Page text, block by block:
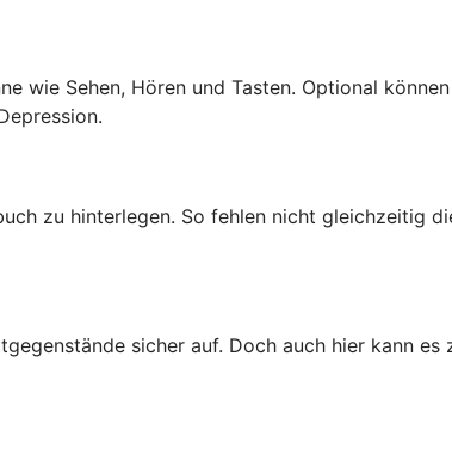
wie Sehen, Hören und Tasten. Optional
zu hinterlegen. So fehlen nicht gleichzeitig
sicher auf. Doch auch hier kann es